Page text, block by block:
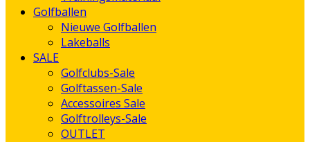
Golfballen
Nieuwe Golfballen
Lakeballs
SALE
Golfclubs-Sale
Golftassen-Sale
Accessoires Sale
Golftrolleys-Sale
OUTLET